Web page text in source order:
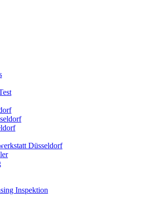
Düsseldorf
Inspektion